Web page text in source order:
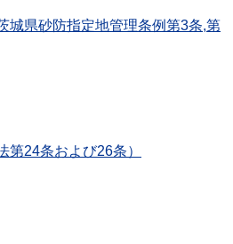
城県砂防指定地管理条例第3条,第
第24条および26条）